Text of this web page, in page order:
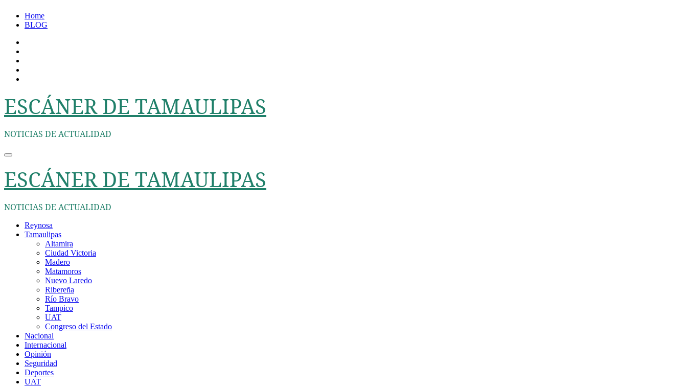
Home
BLOG
ESCÁNER DE TAMAULIPAS
NOTICIAS DE ACTUALIDAD
ESCÁNER DE TAMAULIPAS
NOTICIAS DE ACTUALIDAD
Reynosa
Tamaulipas
Altamira
Ciudad Victoria
Madero
Matamoros
Nuevo Laredo
Ribereña
Río Bravo
Tampico
UAT
Congreso del Estado
Nacional
Internacional
Opinión
Seguridad
Deportes
UAT